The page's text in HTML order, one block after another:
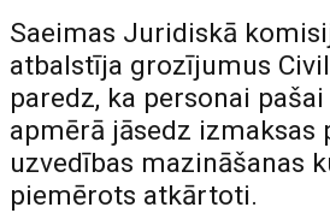
Saeimas Juridiskā
atbalstīja grozījumus
paredz, ka personai
apmērā jāsedz izmaksas
uzvedības mazināšanas
piemērots atkārtoti.